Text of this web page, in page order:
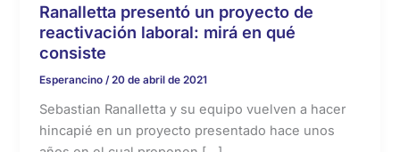
Ranalletta presentó un proyecto de
reactivación laboral: mirá en qué
consiste
Esperancino /20 de abril de 2021
Sebastian Ranalletta y su equipo vuelven a hacer
hincapié en un proyecto presentado hace unos